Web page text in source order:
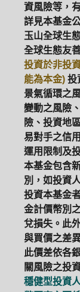
資風險等，
詳見本基金
玉山全球生
全球生態友
投資於非投
能為本金) 投
景氣循環之
變動之風險
險、投資地
易對手之信
運用限制及
本基金包含
別，如投資
投資本基金
金計價幣別
兌損失。此
與買價之差
此價差依各
關風險之投
穩健型投資